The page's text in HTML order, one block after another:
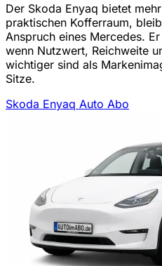
Der Skoda Enyaq bietet
praktischen Kofferraum,
Anspruch eines Mercedes.
wenn Nutzwert, Reichweite
wichtiger sind als
Sitze.
Skoda Enyaq Auto Abo